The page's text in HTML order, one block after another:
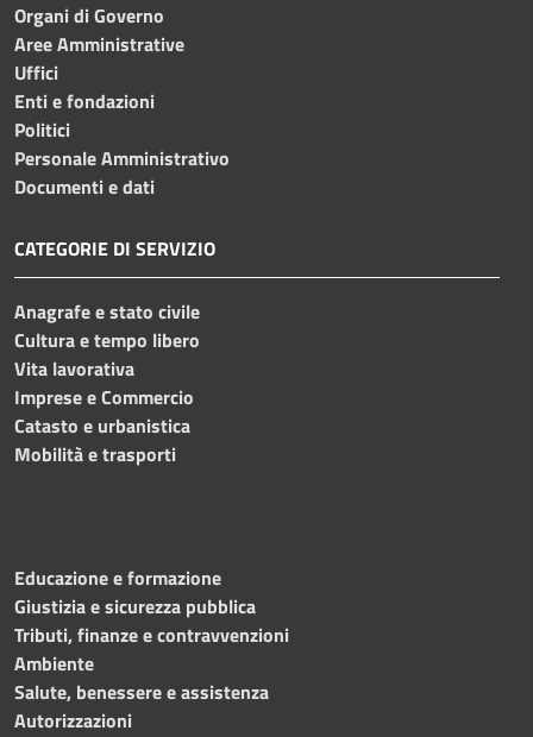
Organi di Governo
Aree Amministrative
Uffici
Enti e fondazioni
Politici
Personale Amministrativo
Documenti e dati
CATEGORIE DI SERVIZIO
Anagrafe e stato civile
Cultura e tempo libero
Vita lavorativa
Imprese e Commercio
Catasto e urbanistica
Mobilità e trasporti
Educazione e formazione
Giustizia e sicurezza pubblica
Tributi, finanze e contravvenzioni
Ambiente
Salute, benessere e assistenza
Autorizzazioni